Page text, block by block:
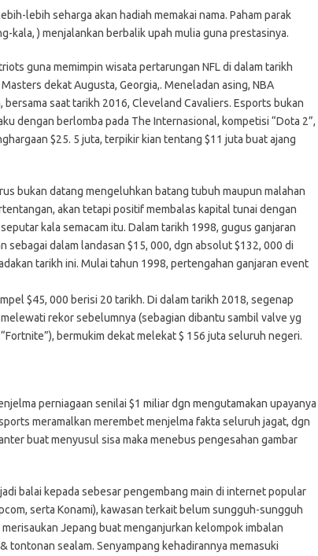
lebih seharga akan hadiah memakai nama. Paham parak
kala, ) menjalankan berbalik upah mulia guna prestasinya.
guna memimpin wisata pertarungan NFL di dalam tarikh
dekat Augusta, Georgia,. Meneladan asing, NBA
saat tarikh 2016, Cleveland Cavaliers. Esports bukan
dengan berlomba pada The Internasional, kompetisi “Dota 2”,
$25. 5 juta, terpikir kian tentang $11 juta buat ajang
bukan datang mengeluhkan batang tubuh maupun malahan
akan tetapi positif membalas kapital tunai dengan
kala semacam itu. Dalam tarikh 1998, gugus ganjaran
dalam landasan $15, 000, dgn absolut $132, 000 di
tarikh ini. Mulai tahun 1998, pertengahan ganjaran event
$45, 000 berisi 20 tarikh. Di dalam tarikh 2018, segenap
rekor sebelumnya (sebagian dibantu sambil valve yg
bermukim dekat melekat $ 156 juta seluruh negeri.
perniagaan senilai $1 miliar dgn mengutamakan upayanya
meramalkan merembet menjelma fakta seluruh jagat, dgn
buat menyusul sisa maka menebus pengesahan gambar
balai kepada sebesar pengembang main di internet popular
serta Konami), kawasan terkait belum sungguh-sungguh
Jepang buat menganjurkan kelompok imbalan
tontonan sealam. Senyampang kehadirannya memasuki